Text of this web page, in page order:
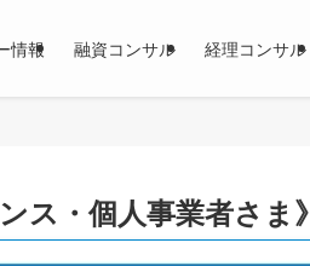
情報 融資コンサル 経理コンサル
ス・個人事業者さま》